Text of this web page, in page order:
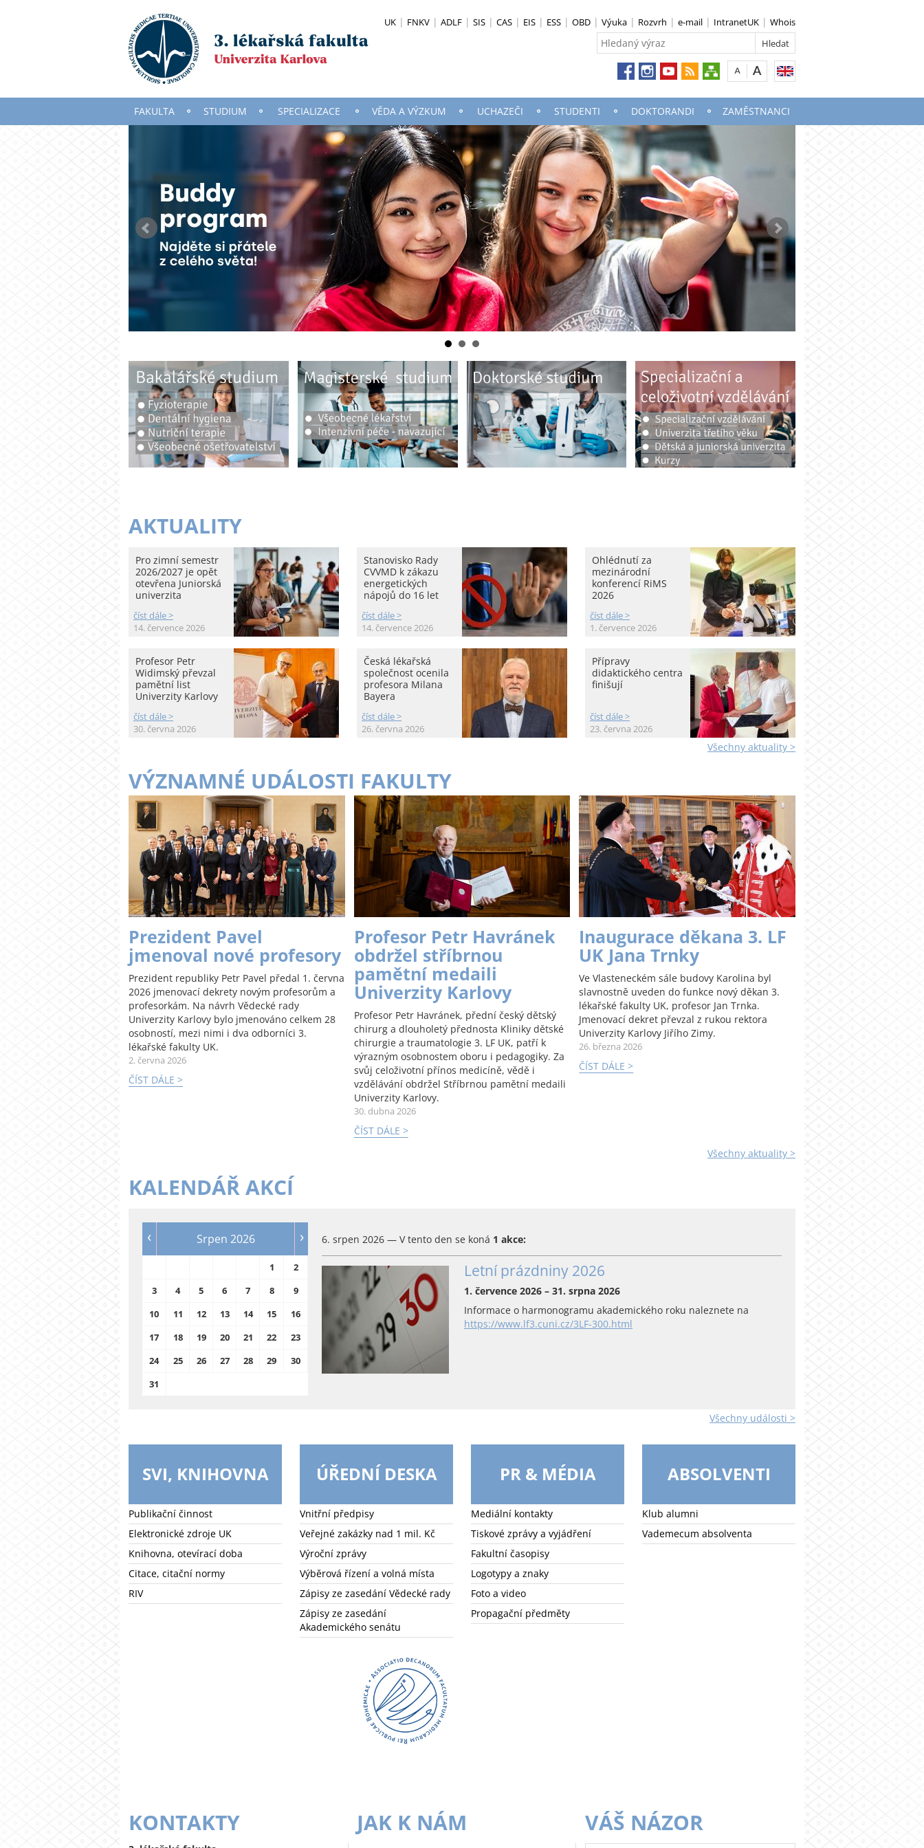
UK FNKV ADLF SIS CAS EIS ESS OBD Výuka Rozvrh e-mail IntranetUK Whois
FAKULTA STUDIUM SPECIALIZACE VĚDA A VÝZKUM UCHAZEČI STUDENTI DOKTORANDI ZAMĚSTNANCI
AKTUALITY
Pro zimní semestr
2026/2027 je opět
otevřena Juniorská
univerzita
číst dále >
14. července 2026
Stanovisko Rady
CVVMD k zákazu
energetických
nápojů do 16 let
číst dále >
14. července 2026
Ohlédnutí za
mezinárodní
konferencí RiMS
2026
číst dále >
1. července 2026
Profesor Petr
Widimský převzal
pamětní list
Univerzity Karlovy
číst dále >
30. června 2026
Česká lékařská
společnost ocenila
profesora Milana
Bayera
číst dále >
26. června 2026
Přípravy
didaktického centra
finišují
číst dále >
23. června 2026
Všechny aktuality >
VÝZNAMNÉ UDÁLOSTI FAKULTY
Prezident Pavel
jmenoval nové profesory
Prezident republiky Petr Pavel předal 1. června
2026 jmenovací dekrety novým profesorům a
profesorkám. Na návrh Vědecké rady
Univerzity Karlovy bylo jmenováno celkem 28
osobností, mezi nimi i dva odborníci 3.
lékařské fakulty UK.
2. června 2026
ČÍST DÁLE >
Profesor Petr Havránek
obdržel stříbrnou
pamětní medaili
Univerzity Karlovy
Profesor Petr Havránek, přední český dětský
chirurg a dlouholetý přednosta Kliniky dětské
chirurgie a traumatologie 3. LF UK, patří k
výrazným osobnostem oboru i pedagogiky. Za
svůj celoživotní přínos medicíně, vědě i
vzdělávání obdržel Stříbrnou pamětní medaili
Univerzity Karlovy.
30. dubna 2026
ČÍST DÁLE >
Inaugurace děkana 3. LF
UK Jana Trnky
Ve Vlasteneckém sále budovy Karolina byl
slavnostně uveden do funkce nový děkan 3.
lékařské fakulty UK, profesor Jan Trnka.
Jmenovací dekret převzal z rukou rektora
Univerzity Karlovy Jiřího Zimy.
26. března 2026
ČÍST DÁLE >
Všechny aktuality >
KALENDÁŘ AKCÍ
‹ Srpen 2026 ›
1
2
3
4 5 6 7 8
9
10
11 12 13 14 15
16
17
18 19 20 21 22
23
24
25 26 27 28 29
30
31
6. srpen 2026 — V tento den se koná 1 akce:
Letní prázdniny 2026
1. července 2026 – 31. srpna 2026
Informace o harmonogramu akademického roku naleznete na
https://www.lf3.cuni.cz/3LF-300.html
Všechny události >
SVI, KNIHOVNA
Publikační činnost
Elektronické zdroje UK
Knihovna, otevírací doba
Citace, citační normy
RIV
ÚŘEDNÍ DESKA
Vnitřní předpisy
Veřejné zakázky nad 1 mil. Kč
Výroční zprávy
Výběrová řízení a volná místa
Zápisy ze zasedání Vědecké rady
Zápisy ze zasedání
Akademického senátu
PR & MÉDIA
Mediální kontakty
Tiskové zprávy a vyjádření
Fakultní časopisy
Logotypy a znaky
Foto a video
Propagační předměty
ABSOLVENTI
Klub alumni
Vademecum absolventa
KONTAKTY JAK K NÁM VÁŠ NÁZOR